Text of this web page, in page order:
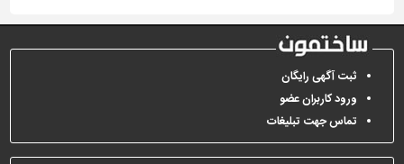
ثبت آگهی رایگان
ورود کاربران عضو
تماس جهت تبلیغات